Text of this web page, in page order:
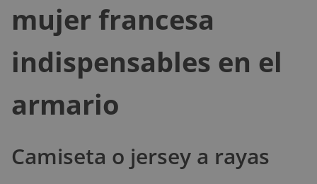
mujer francesa
indispensables en el
armario
Camiseta o jersey a rayas